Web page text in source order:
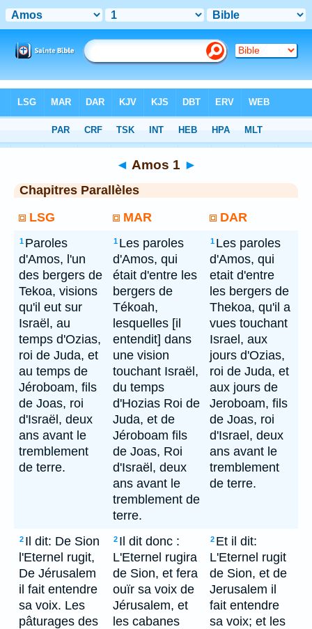
◄ Amos 1 ►
Chapitres Parallèles
LSG
MAR DAR
1 Paroles
d'Amos, l'un
des bergers de
Tekoa, visions
qu'il eut sur
Israël, au
temps d'Ozias,
roi de Juda, et
au temps de
Jéroboam, fils
de Joas, roi
d'Israël, deux
ans avant le
tremblement
de terre.
1 Les paroles
d'Amos, qui
était d'entre les
bergers de
Tékoah,
lesquelles [il
entendit] dans
une vision
touchant Israël,
du temps
d'Hozias Roi de
Juda, et de
Jéroboam fils
de Joas, Roi
d'Israël, deux
ans avant le
tremblement de
terre.
1 Les paroles
d'Amos, qui
etait d'entre
les bergers de
Thekoa, qu'il a
vues touchant
Israel, aux
jours d'Ozias,
roi de Juda, et
aux jours de
Jeroboam, fils
de Joas, roi
d'Israel, deux
ans avant le
tremblement
de terre.
2 Il dit: De Sion
l'Eternel rugit,
De Jérusalem
il fait entendre
sa voix. Les
pâturages des
2 Il dit donc :
L'Eternel rugira
de Sion, et fera
ouïr sa voix de
Jérusalem, et
les cabanes
2 Et il dit:
L'Eternel rugit
de Sion, et de
Jerusalem il
fait entendre
sa voix; et les